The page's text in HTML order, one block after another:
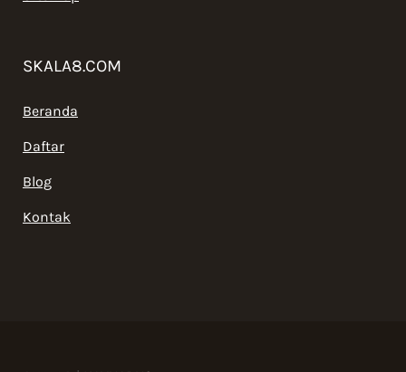
SKALA8.COM
Beranda
Daftar
Blog
Kontak